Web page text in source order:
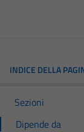
INDICE DELLA
Sezioni
Dipende da